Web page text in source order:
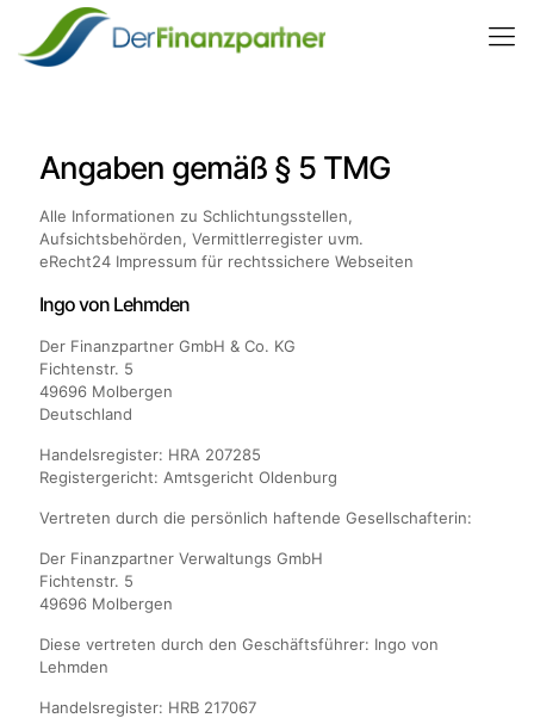
Angaben gemäß § 5 TMG
Alle Informationen zu Schlichtungsstellen,
Aufsichtsbehörden, Vermittlerregister uvm.
eRecht24 Impressum für rechtssichere Webseiten
Ingo von Lehmden
Der Finanzpartner GmbH & Co. KG
Fichtenstr. 5
49696 Molbergen
Deutschland
Handelsregister: HRA 207285
Registergericht: Amtsgericht Oldenburg
Vertreten durch die persönlich haftende Gesellschafterin:
Der Finanzpartner Verwaltungs GmbH
Fichtenstr. 5
49696 Molbergen
Diese vertreten durch den Geschäftsführer: Ingo von
Lehmden
Handelsregister: HRB 217067